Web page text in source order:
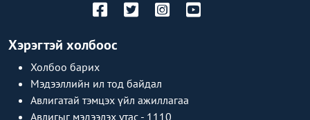
Хэрэгтэй холбоос
Холбоо барих
Мэдээллийн ил тод байдал
Авлигатай тэмцэх үйл ажиллагаа
Авлигыг мэдээлэх утас - 1110